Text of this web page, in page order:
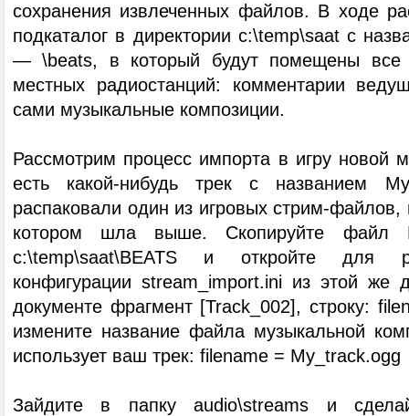
сохранения извлеченных файлов. В ходе
подкаталог в директории c:\temp\saat с
— \beats, в который будут помещены все
местных радиостанций: комментарии
сами музыкальные композиции.
Рассмотрим процесс импорта в игру новой
есть какой-нибудь трек с названием
распаковали один из игровых стрим-
котором шла выше. Скопируйте файл
c:\temp\saat\BEATS и откройте для
конфигурации stream_import.ini из этой же
документе фрагмент [Track_002], строку:
измените название файла музыкальной
использует ваш трек: filename = My_track.ogg
Зайдите в папку audio\streams и